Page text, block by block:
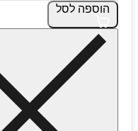
הוספה לסל